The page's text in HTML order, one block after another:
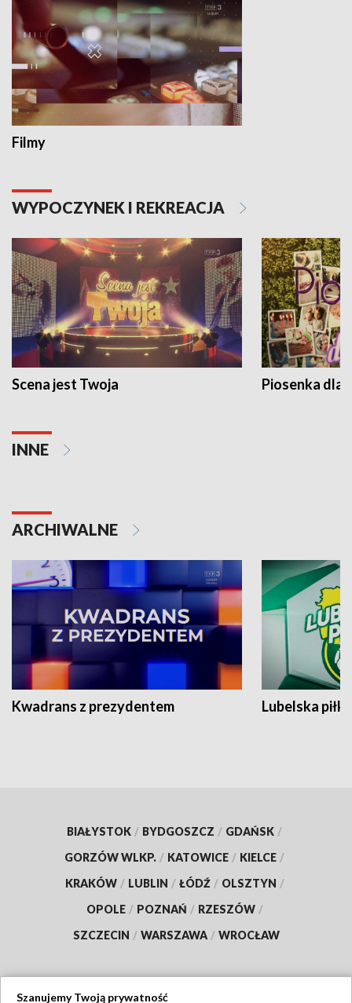
Filmy
WYPOCZYNEK I REKREACJA
Scena jest Twoja Piosenka dla
INNE
ARCHIWALNE
Kwadrans z prezydentem Lubelska piłka
BIAŁYSTOK / BYDGOSZCZ / GDAŃSK /
GORZÓW WLKP. / KATOWICE / KIELCE /
KRAKÓW / LUBLIN / ŁÓDŹ / OLSZTYN /
OPOLE / POZNAŃ / RZESZÓW /
SZCZECIN / WARSZAWA / WROCŁAW
Szanujemy Twoją prywatność